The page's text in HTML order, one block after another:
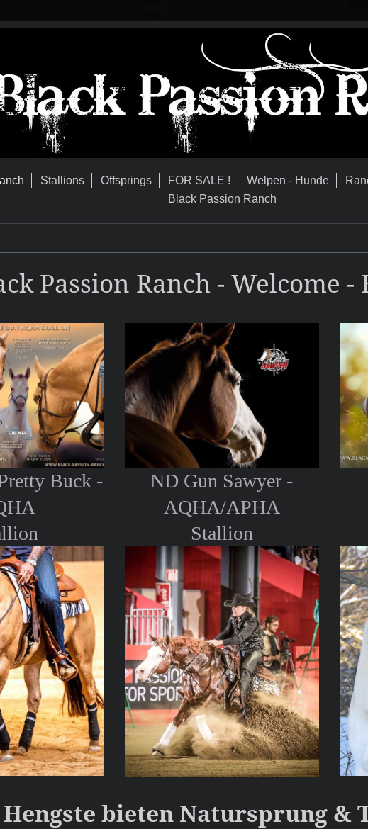
Stallions Offsprings FOR SALE ! Welpen - Hunde
Black Passion Ranch
Passion Ranch - Welcome -
Buck -
ND Gun Sawyer -
AQHA/APHA
Stallion
bieten Natursprung &